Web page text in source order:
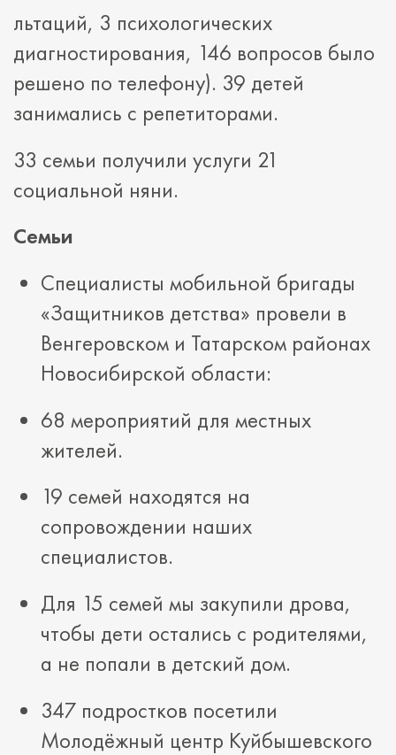
льтаций, 3 психологических
диагностирования, 146 вопросов было
решено по телефону). 39 детей
занимались с репетиторами.
33 семьи получили услуги 21
социальной няни.
Семьи
Специалисты мобильной бригады
«Защитников детства» провели в
Венгеровском и Татарском районах
Новосибирской области:
68 мероприятий для местных
жителей.
19 семей находятся на
сопровождении наших
специалистов.
Для 15 семей мы закупили дрова,
чтобы дети остались с родителями,
а не попали в детский дом.
347 подростков посетили
Молодёжный центр Куйбышевского